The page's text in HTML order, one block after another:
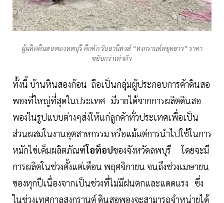
ผู้ผลิตดินสอพองลพบุรี คึกคัก รับอานิสงส์ “สงกรานต์หยุดยาว” ราคา
ขยับกว่าเท่าตัว
ทั้งนี้ บ้านหินสองก้อน ถือเป็นกลุ่มผู้ประกอบการค้าดินสอ
พองที่ใหญ่ที่สุดในประเทศ มีรายได้จากการผลิตดินสอ
พองในรูปแบบต่างๆส่งให้แก่ลูกค้าทั่วประเทศเพื่อเป็น
ส่วนผสมในงานอุตสาหกรรม หรือแม้แต่การนำไปใช้ในการ
หมักไข่เค็มผลิตภัณฑ์โอท็อปของจังหวัดลพบุรี โดยจะมี
การผลิตในช่วงตั้งแต่เดือน พฤศจิกายน จนถึงช่วงเมษายน
ของทุกปีเนื่องจากเป็นช่วงที่ไม่มีฝนตกและแดดแรง ซึ่ง
ในช่วงเทศกาลสงกรานต์ ดินสอพองจะสามารถจำหน่ายได้